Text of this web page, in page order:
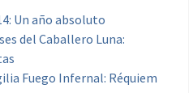
Un año absoluto
del Caballero Luna:
Fuego Infernal: Réquiem